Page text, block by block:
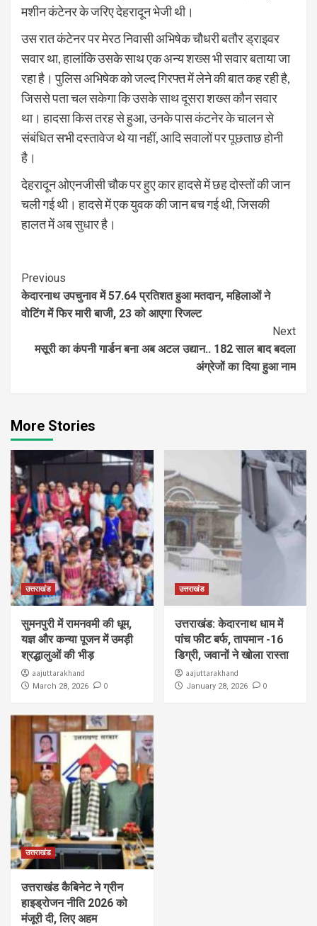
मशीन कंटेनर के जरिए देहरादून भेजी थी।
उस रात कंटेनर पर मेरठ निवासी अभिषेक चौधरी बतौर ड्राइवर
सवार था, हालांकि उसके साथ एक अन्य शख्स भी सवार बताया जा
रहा है। पुलिस अभिषेक को जल्द गिरफ्त में लेने की बात कह रही है,
जिससे पता चल सकेगा कि उसके साथ दूसरा शख्स कौन सवार
था। हादसा किस तरह से हुआ, उनके पास कंटनेर के चालन से
संबंधित सभी दस्तावेज थे या नहीं, आदि सवालों पर पूछताछ होनी
है।
देहरादून ओएनजीसी चौक पर हुए कार हादसे में छह दोस्तों की जान
चली गई थी। हादसे में एक युवक की जान बच गई थी, जिसकी
हालत में अब सुधार है।
Continue
Reading
Previous
केदारनाथ उपचुनाव में 57.64 प्रतिशत हुआ मतदान, महिलाओं ने
वोटिंग में फिर मारी बाजी, 23 को आएगा रिजल्ट
Next
मसूरी का कंपनी गार्डन बना अब अटल उद्यान.. 182 साल बाद बदला
अंग्रेजों का दिया हुआ नाम
More Stories
उत्तराखंड
सुमनपुरी में रामनवमी की धूम,
यज्ञ और कन्या पूजन में उमड़ी
श्रद्धालुओं की भीड़
aajuttarakhand
March 28, 2026 0
उत्तराखंड
उत्तराखंड: केदारनाथ धाम में
पांच फीट बर्फ, तापमान -16
डिग्री, जवानों ने खोला रास्ता
aajuttarakhand
January 28, 2026 0
उत्तराखंड
उत्तराखंड कैबिनेट ने ग्रीन
हाइड्रोजन नीति 2026 को
मंजूरी दी, लिए अहम